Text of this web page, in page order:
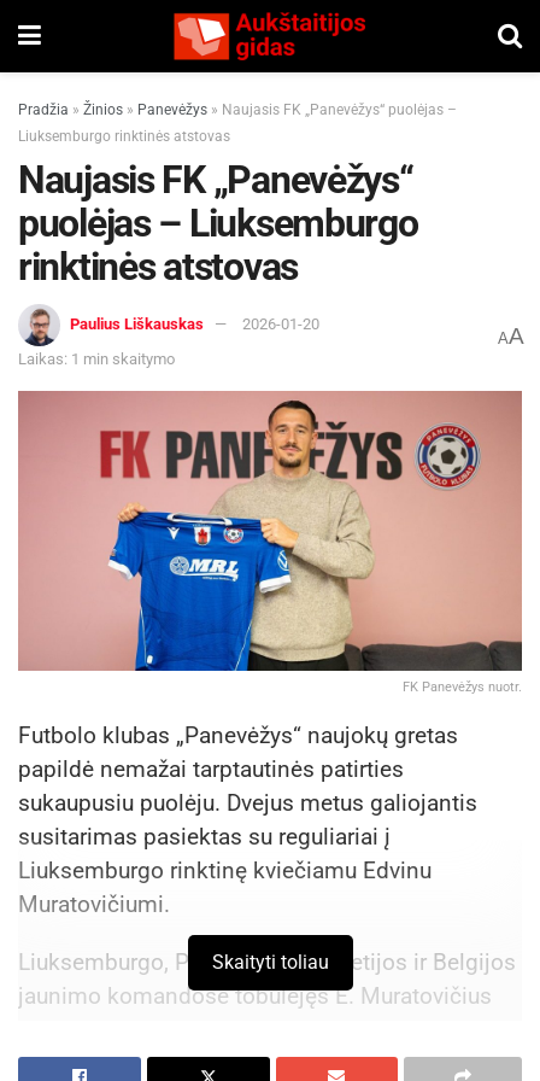
Pradžia » Žinios » Panevėžys » Naujasis FK „Panevėžys“ puolėjas –
Liuksemburgo rinktinės atstovas
Naujasis FK „Panevėžys“
puolėjas – Liuksemburgo
rinktinės atstovas
Paulius Liškauskas
2026-01-20
Laikas: 1 min skaitymo
AA
FK Panevėžys nuotr.
Futbolo klubas „Panevėžys“ naujokų gretas
papildė nemažai tarptautinės patirties
sukaupusiu puolėju. Dvejus metus galiojantis
susitarimas pasiektas su reguliariai į
Liuksemburgo rinktinę kviečiamu Edvinu
Muratovičiumi.
Liuksemburgo, Prancūzijos, Vokietijos ir Belgijos
jaunimo komandose tobulėjęs E. Muratovičius
Puolėjas 2018 metais sugrįžo į gimtinę bei
Skaityti toliau